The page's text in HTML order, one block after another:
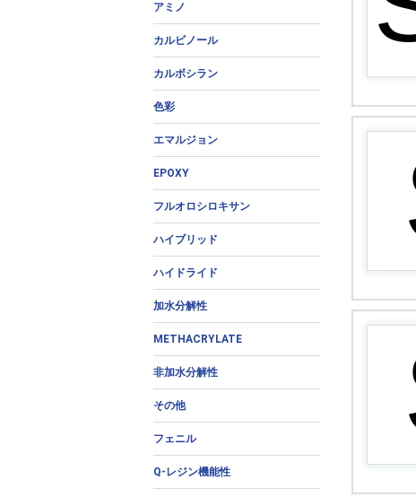
アミノ
カルビノール
カルボシラン
色彩
エマルジョン
EPOXY
フルオロシロキサン
ハイブリッド
ハイドライド
加水分解性
METHACRYLATE
非加水分解性
その他
フェニル
Q-レジン機能性